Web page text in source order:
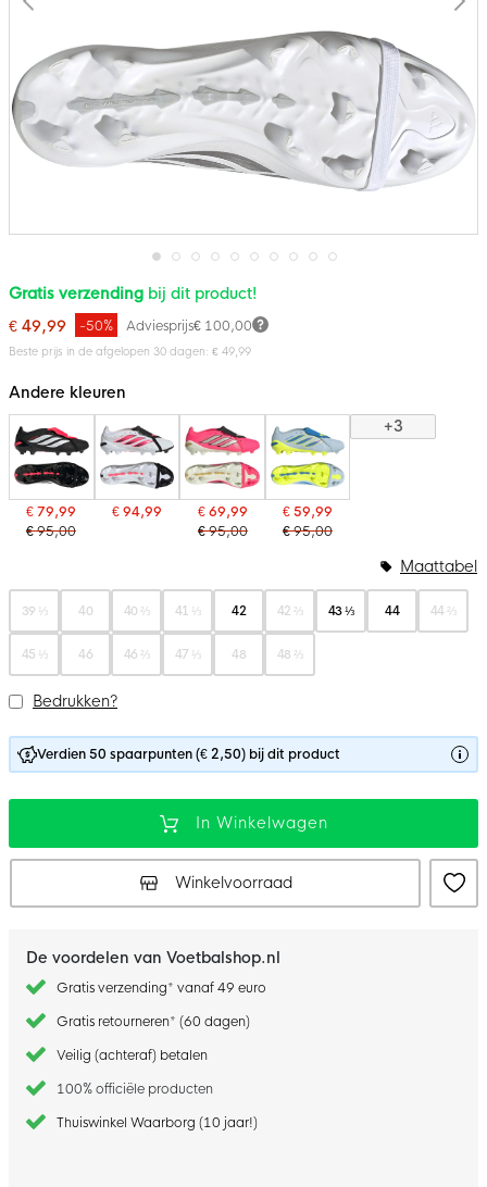
Ga
naar
begin
van
gallerij
Gratis verzending bij dit product!
€ 49,99
Adviesprijs€ 100,00
-50%
Beste prijs in de afgelopen 30 dagen: € 49,99
Andere kleuren
€ 79,99
€ 95,00
€ 94,99
€ 69,99
€ 95,00
€ 59,99
€ 95,00
+3
39 ⅓ 40 40 ⅔ 41 ⅓ 42 42 ⅔ 43 ⅓ 44 44 ⅔
45 ⅓ 46 46 ⅔ 47 ⅓ 48 48 ⅔
Maattabel
Bedrukken?
Verdien 50 spaarpunten (€ 2,50) bij dit product
In Winkelwagen
Winkelvoorraad
De voordelen van Voetbalshop.nl
Gratis verzending* vanaf 49 euro
Gratis retourneren* (60 dagen)
Veilig (achteraf) betalen
100% officiële producten
Thuiswinkel Waarborg (10 jaar!)